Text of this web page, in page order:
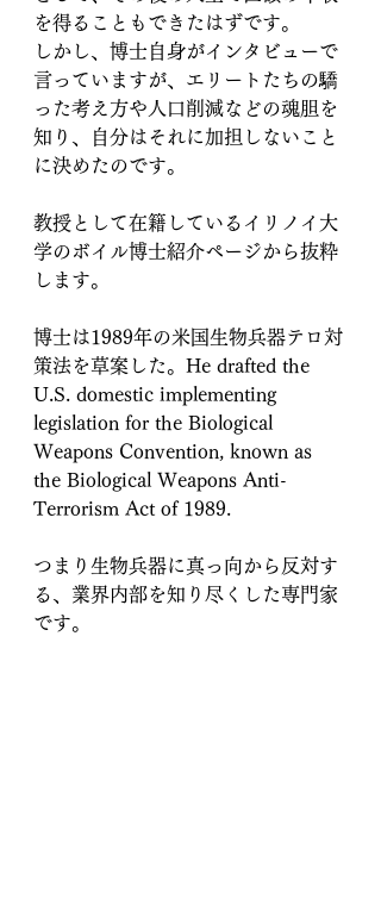
を得ることもできたはずです。
しかし、博士自身がインタビューで
言っていますが、エリートたちの驕
った考え方や人口削減などの魂胆を
知り、自分はそれに加担しないこと
に決めたのです。
教授として在籍しているイリノイ大
学のボイル博士紹介ページから抜粋
します。
博士は1989年の米国生物兵器テロ対
策法を草案した。He drafted the
U.S. domestic implementing
legislation for the Biological
Weapons Convention, known as
the Biological Weapons Anti-
Terrorism Act of 1989.
つまり生物兵器に真っ向から反対す
る、業界内部を知り尽くした専門家
です。